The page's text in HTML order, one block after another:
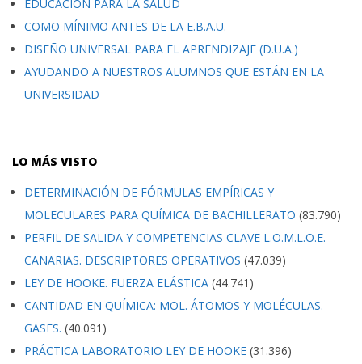
EDUCACIÓN PARA LA SALUD
COMO MÍNIMO ANTES DE LA E.B.A.U.
DISEÑO UNIVERSAL PARA EL APRENDIZAJE (D.U.A.)
AYUDANDO A NUESTROS ALUMNOS QUE ESTÁN EN LA
UNIVERSIDAD
LO MÁS VISTO
DETERMINACIÓN DE FÓRMULAS EMPÍRICAS Y
MOLECULARES PARA QUÍMICA DE BACHILLERATO (83.790)
PERFIL DE SALIDA Y COMPETENCIAS CLAVE L.O.M.L.O.E.
CANARIAS. DESCRIPTORES OPERATIVOS (47.039)
LEY DE HOOKE. FUERZA ELÁSTICA (44.741)
CANTIDAD EN QUÍMICA: MOL. ÁTOMOS Y MOLÉCULAS.
GASES. (40.091)
PRÁCTICA LABORATORIO LEY DE HOOKE (31.396)